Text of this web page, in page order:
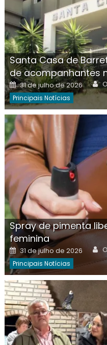
Santa Casa de
de acompanhantes
Posted
on
31 de julho de 2026
Principais Notícias
Spray de pimenta
feminina
Posted
on
31 de julho de 2026
Principais Notícias